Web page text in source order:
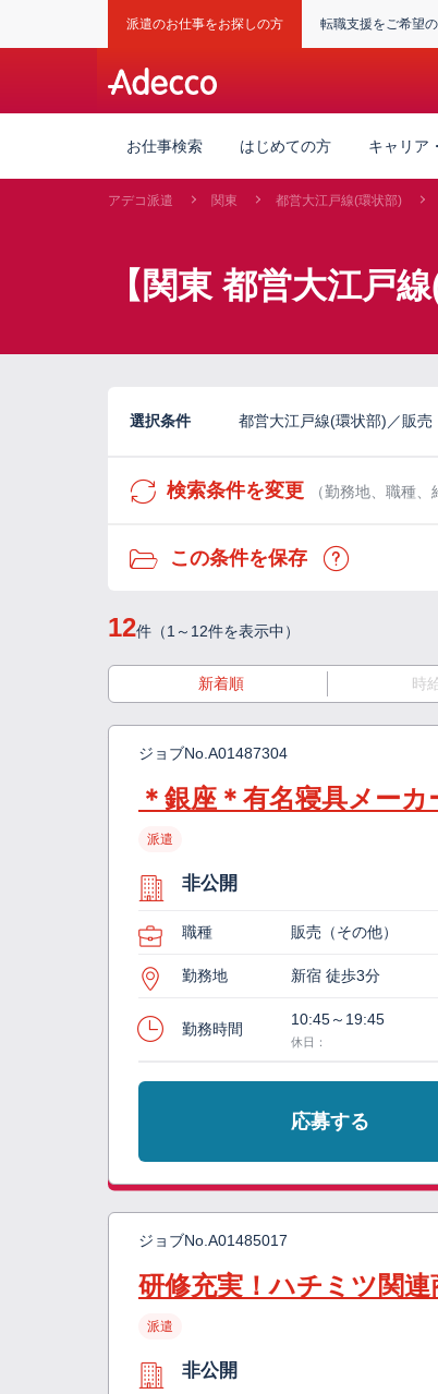
派遣のお仕事をお探しの方 転職支援をご希望
お仕事検索 はじめての方 キャリア
アデコ派遣 関東 都営大江戸線(環状部)
【関東 都営大江戸
選択条件 都営大江戸線(環状部)／販
検索条件を変更 （勤務地、職種
この条件を保存
12件（1～12件を表示中）
新着順 時
ジョブNo. A01487304
＊銀座＊有名寝具メー
派遣
非公開
職種 販売（その他）
勤務地 新宿 徒歩3分
勤務時間
10:45～19:45
休日：
応募する
ジョブNo. A01485017
研修充実！ハチミツ関
派遣
非公開